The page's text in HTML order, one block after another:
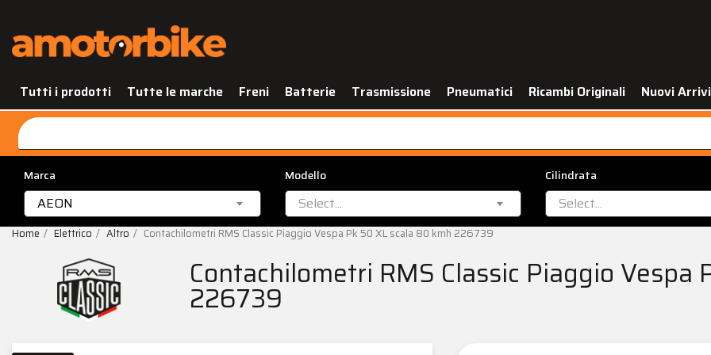
Tutti i prodotti Tutte le marche Freni Batterie Trasmissione Pneumatici Ricambi Originali Nuovi Arrivi
Marca
AEON
Modello
Select...
Cilindrata
Select...
Home Elettrico Altro Contachilometri RMS Classic Piaggio Vespa Pk 50 XL scala 80 kmh 226739
Contachilometri RMS Classic Piaggio
226739